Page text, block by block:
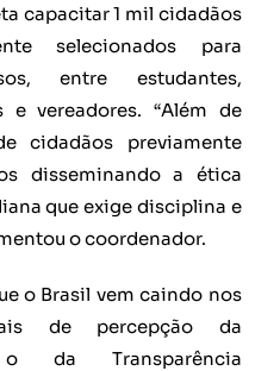
capacitar 1 mil cidadãos
selecionados para
entre estudantes,
e vereadores. “Além de
cidadãos previamente
disseminando a ética
que exige disciplina e
o coordenador.
o Brasil vem caindo nos
de percepção da
da Transparência